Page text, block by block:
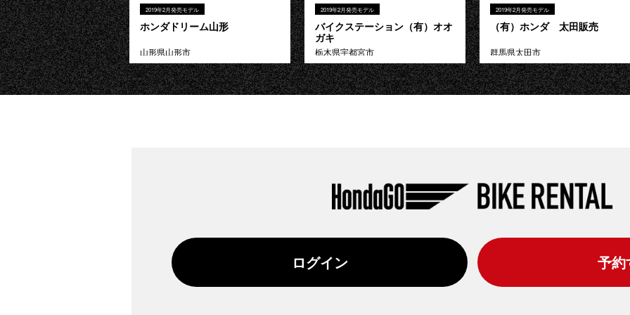
2019年2月発売モデル
ホンダドリーム山形
山形県山形市
2019年2月発売モデル
バイクステーション（有）オオ
ガキ
栃木県宇都宮市
2019年2月発売モデル
（有）ホンダ 太田販売
群馬県太田市
ログイン 予約